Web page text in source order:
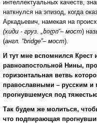
интеллектуальных качеств,
наткнулся на эпизод, когда
Аркадьевич, намекая на
(хиди - груз. „ხიდი“– мост)
(англ. “bridge”– мост).
И тут мне вспомнился Крест
равноапостольной Нины,
горизонтальная ветвь
православными – русским и
прогнувшемуся под
Так будем же молиться,
что подпирающая